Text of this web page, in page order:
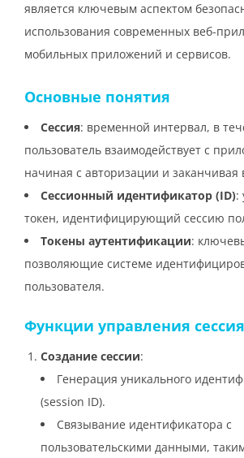
является ключевым аспектом
использования современных веб-
мобильных приложений и сервисов.
Основные понятия
Сессия: временной интервал, в
пользователь взаимодействует с
начиная с авторизации и заканчивая
Сессионный идентификатор (ID):
токен, идентифицирующий сессию
Токены аутентификации:
позволяющие системе
пользователя.
Функции управления
Создание сессии:
Генерация уникального
(session ID).
Связывание идентификатора с
пользовательскими данными,